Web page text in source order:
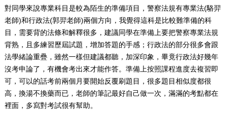
對同學來說專業科目是較為陌生的準備項目，警察法規有專業法(駱羿
老師)和行政法(郭羿老師)兩個方向，我覺得這科是比較難準備的科
目，需要背的法條和解釋很多，建議同學在準備上要把警察專業法規
背熟，且多練習歷屆試題，增加答題的手感；行政法的部分很多會跟
法學緒論重疊，雖然一樣但建議都聽，加深印象，畢竟行政法好幾年
沒考申論了，有機會考出來才能作答。準備上按照課程進度去複習即
可，可以的話考前兩個月要開始反覆刷題目，很多題目相似度都很
高，換湯不換藥而已，老師的筆記最好自己做一次，滿滿的考點都在
裡面，多寫對考試很有幫助。